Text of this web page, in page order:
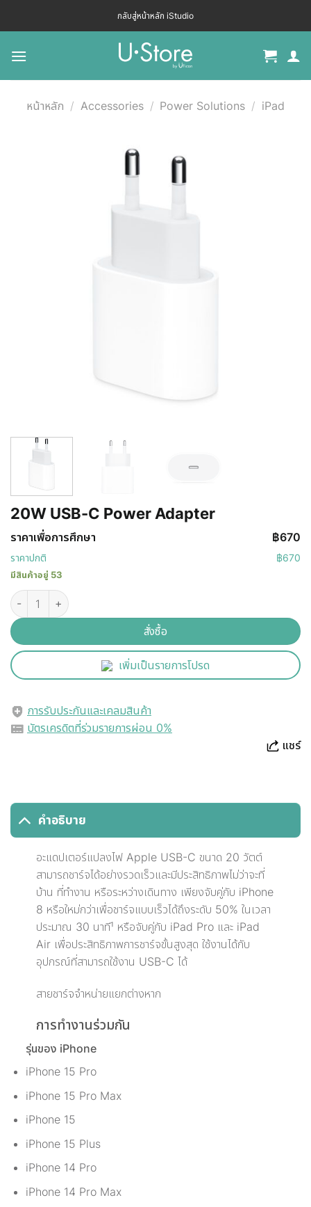
กลับสู่หน้าหลัก iStudio
หน้าหลัก / Accessories / Power Solutions / iPad
20W USB-C Power Adapter
ราคาเพื่อการศึกษา ฿670
ราคาปกติ ฿670
มีสินค้าอยู่ 53
สั่งซื้อ
เพิ่มเป็นรายการโปรด
การรับประกันและเคลมสินค้า
บัตรเครดิตที่ร่วมรายการผ่อน 0%
แชร์
คำอธิบาย
อะแดปเตอร์แปลงไฟ Apple USB-C ขนาด 20 วัตต์
สามารถชาร์จได้อย่างรวดเร็วและมีประสิทธิภาพไม่ว่าจะที่
บ้าน ที่ทำงาน หรือระหว่างเดินทาง เพียงจับคู่กับ iPhone
8 หรือใหม่กว่าเพื่อชาร์จแบบเร็วได้ถึงระดับ 50% ในเวลา
ประมาณ 30 นาที¹ หรือจับคู่กับ iPad Pro และ iPad
Air เพื่อประสิทธิภาพการชาร์จขั้นสูงสุด ใช้งานได้กับ
อุปกรณ์ที่สามารถใช้งาน USB-C ได้
สายชาร์จจำหน่ายแยกต่างหาก
การทำงานร่วมกัน
รุ่นของ iPhone
iPhone 15 Pro
iPhone 15 Pro Max
iPhone 15
iPhone 15 Plus
iPhone 14 Pro
iPhone 14 Pro Max